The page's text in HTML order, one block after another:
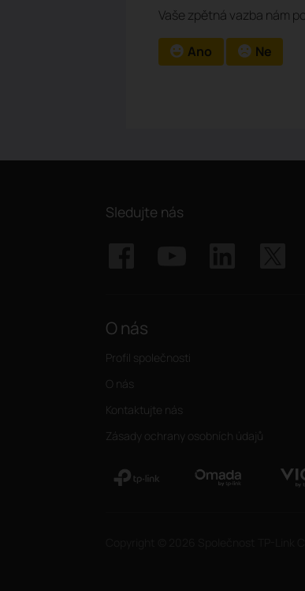
Vaše zpětná vazba nám
Ano Ne
Sledujte nás
O nás
Profil společnosti
O nás
Kontaktujte nás
Zásady ochrany osobních údajů